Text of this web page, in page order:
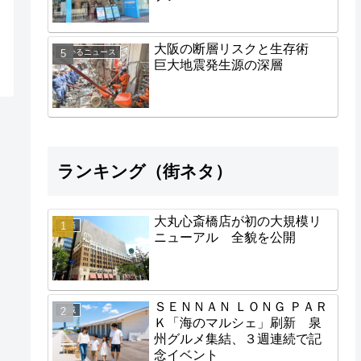
わかるニュース
大阪の断層リスクと生存術
巨大地震発生源の深層
ランキング（街ネタ）
経済
大丸心斎橋店が初の大規模リ
ニューアル 全貌を公開
地域
ＳＥＮＮＡＮ ＬＯＮＧ ＰＡＲ
Ｋ「海のマルシェ」刷新 泉
州グルメ集結、３週連続で記
念イベント